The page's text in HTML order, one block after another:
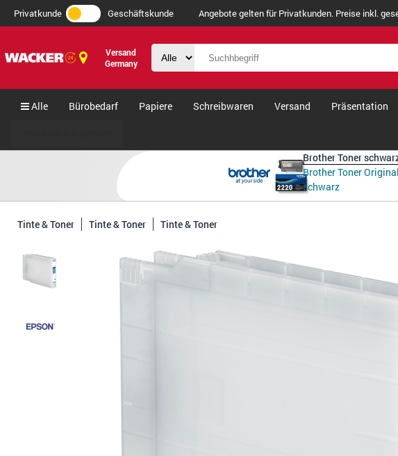
Privatkunde Geschäftskunde Angebote gelten für Privatkunden. Preise inkl.
Versand
Germany
Alle Bürobedarf Papiere Schreibwaren Versand Präsentation
Brother Toner
Brother Toner
schwarz
Tinte & Toner Tinte & Toner Tinte & Toner